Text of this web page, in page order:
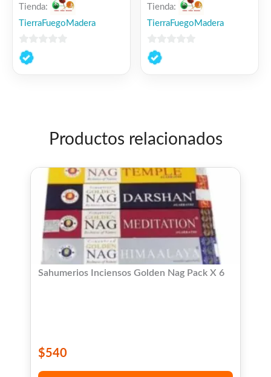
Tienda:
TierraFuegoMadera
0
de
Tienda:
TierraFuegoMadera
0
de
Productos relacionados
Sahumerios Inciensos Golden Nag Pack X 6
$540